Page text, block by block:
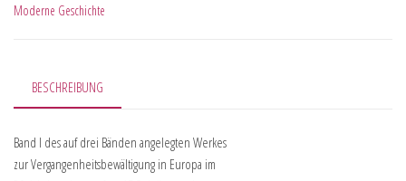
Moderne Geschichte
BESCHREIBUNG
Band I des auf drei Bänden angelegten Werkes
zur Vergangenheitsbewältigung in Europa im